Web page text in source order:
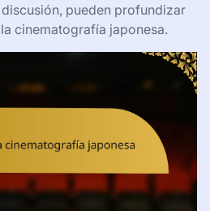
pueden profundizar
cinematografía japonesa.